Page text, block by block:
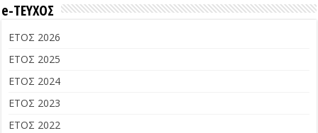
e-ΤΕΥΧΟΣ
ΕΤΟΣ 2026
ΕΤΟΣ 2025
ΕΤΟΣ 2024
ΕΤΟΣ 2023
ΕΤΟΣ 2022